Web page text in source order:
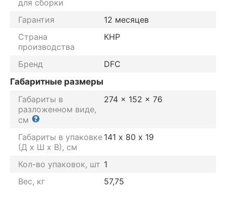
для сборки
Гарантия
12 месяцев
Страна
производства
КНР
Бренд
DFC
Габаритные размеры
Габариты в
разложенном виде,
см
274 x 152 x 76
Габариты в упаковке
(Д х Ш х В), см
141 х 80 х 19
Кол-во упаковок, шт 1
Вес, кг
57,75